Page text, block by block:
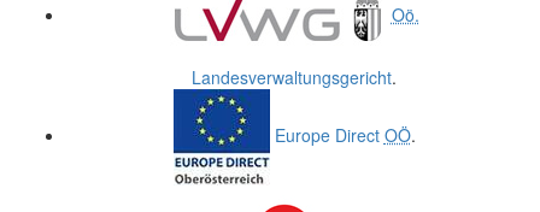
Oö.
Landesverwaltungsgericht.
Europe Direct OÖ.